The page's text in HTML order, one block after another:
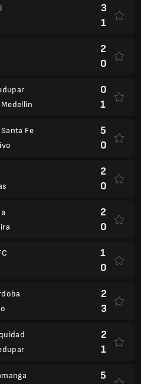
3
1
2
0
0
1
Fe
5
0
2
0
2
0
1
0
2
3
2
1
5